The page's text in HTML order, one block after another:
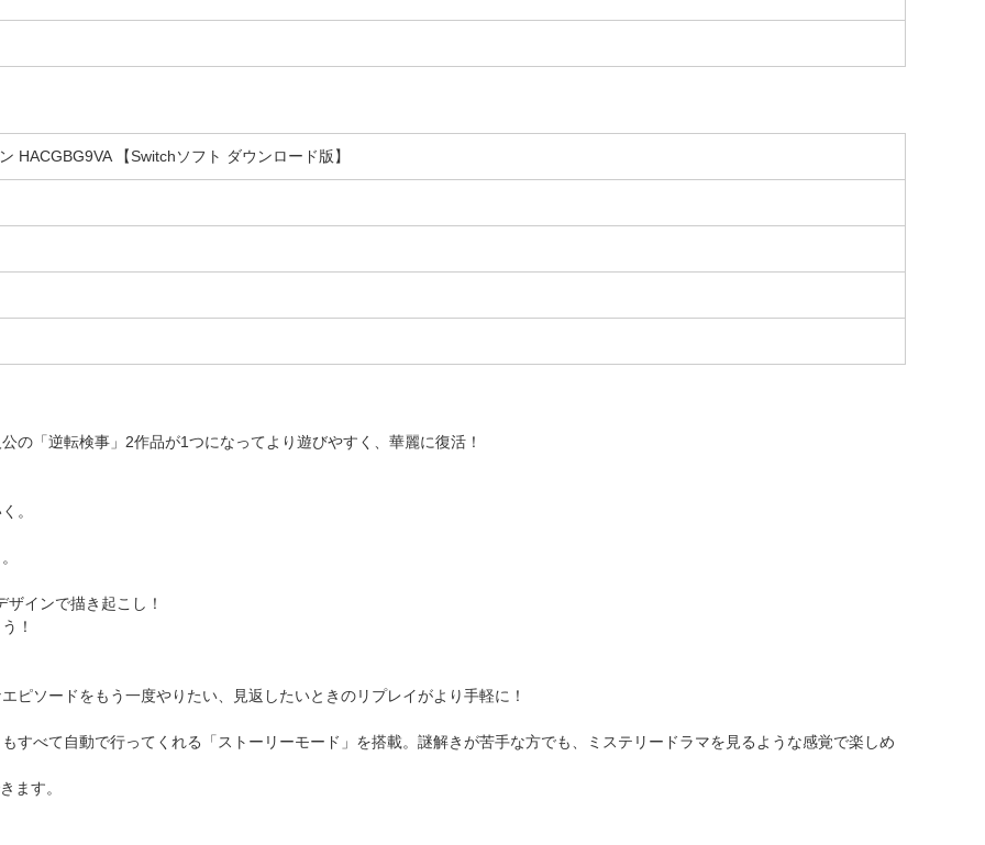
HACGBG9VA 【Switchソフト ダウンロード版】
の「逆転検事」2作品が1つになってより遊びやすく、華麗に復活！
。
インで描き起こし！
！
ピソードをもう一度やりたい、見返したいときのリプレイがより手軽に！
すべて自動で行ってくれる「ストーリーモード」を搭載。謎解きが苦手な方でも、ミステリードラマを見るような感覚で楽しめ
ます。